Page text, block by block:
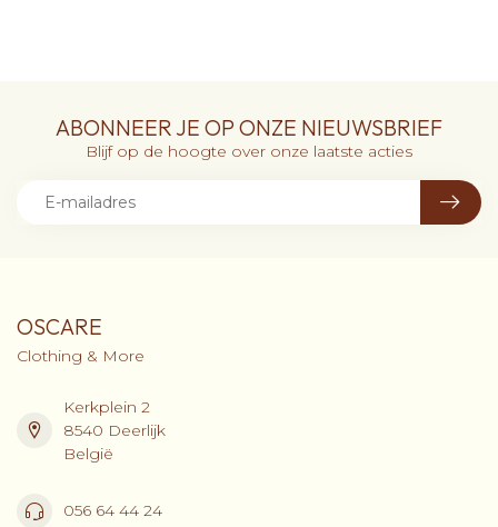
ABONNEER JE OP ONZE NIEUWSBRIEF
Blijf op de hoogte over onze laatste acties
OSCARE
Clothing & More
Kerkplein 2
8540 Deerlijk
België
056 64 44 24